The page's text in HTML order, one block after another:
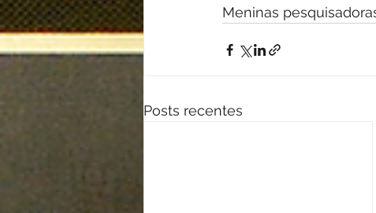
Meninas
Posts recentes